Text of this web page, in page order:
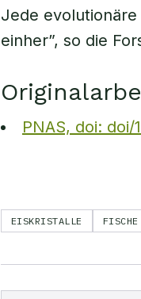
Jede
einher”, so die
PNAS, doi: doi/
EISKRISTALLE FISCHE